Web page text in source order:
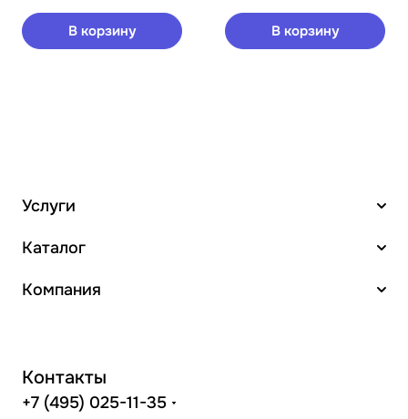
В корзину В корзину
Услуги
Каталог
Компания
Контакты
+7 (495) 025-11-35